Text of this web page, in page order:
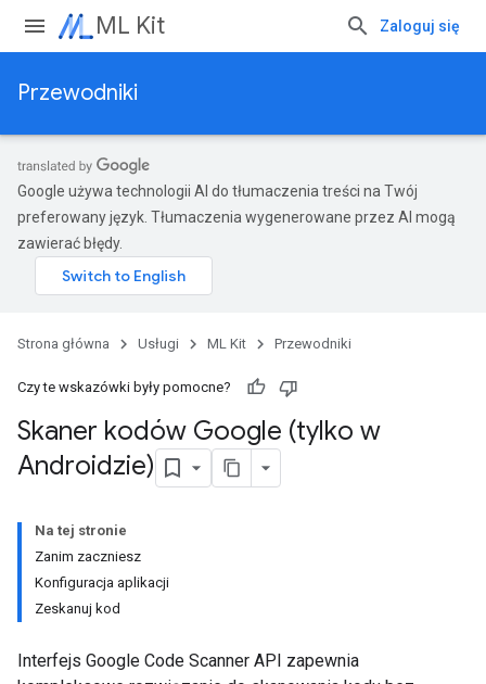
ML Kit Zaloguj się
Przewodniki
Google używa technologii AI do tłumaczenia treści na Twój
preferowany język. Tłumaczenia wygenerowane przez AI mogą
zawierać błędy.
Strona główna Usługi ML Kit Przewodniki
Czy te wskazówki były pomocne?
Skaner kodów Google (tylko w
Androidzie)
Na tej stronie
Zanim zaczniesz
Konfiguracja aplikacji
Zeskanuj kod
Interfejs Google Code Scanner API zapewnia